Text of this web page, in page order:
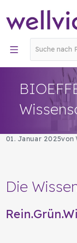
01. Januar 2025von
Die